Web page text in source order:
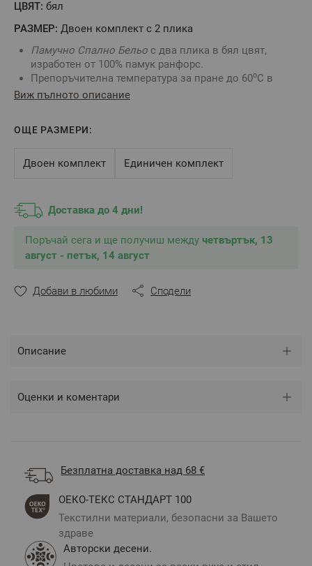
ЦВЯТ: бял
РАЗМЕР: Двоен комплект с 2 плика
Памучно Спално Бельо с два плика в бял цвят,
изработен от 100% памук ранфорс.
Препоръчителна температура за пране до 60оС в
перална машина.
Ултра мек, благодарение на изключителните
свиваемост при правилна поддръжка. Гарантирана
температура посочени на етикета на изделието, за
да гарантирате дълъг живот за Вашето Спално
Произведено в България
Състав: 100% Памук Ранфорс
Долен чаршаф – 1 брой – 220х240 см
Виж пълното описание
ОЩЕ РАЗМЕРИ:
Двоен комплект Единичен комплект
Доставка до 4 дни!
Поръчай сега и ще получиш между четвъртък, 13
август - петък, 14 август
Добави в любими Сподели
Описание
Оценки и коментари
Безплатна доставка над 68 €
ОЕКО-ТЕКС СТАНДАРТ 100
Текстилни материали, безопасни за Вашето
здраве
Авторски десени.